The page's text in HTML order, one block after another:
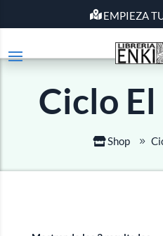
EMPIEZA
Ciclo
Shop